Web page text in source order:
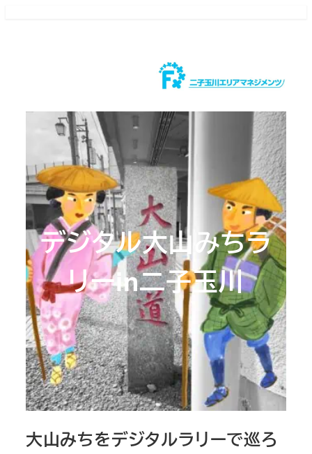
デジタル大山みちラ
リーin二子玉川
大山みちをデジタルラリーで巡ろ